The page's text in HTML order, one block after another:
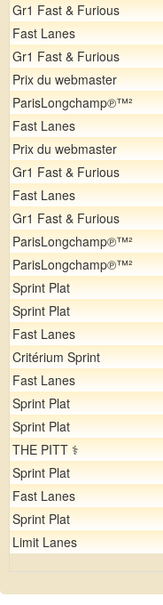
Gr1 Fast & Furious
Fast Lanes
Gr1 Fast & Furious
Prix du webmaster
ParisLongchamp℗™²
Fast Lanes
Prix du webmaster
Gr1 Fast & Furious
Fast Lanes
Gr1 Fast & Furious
ParisLongchamp℗™²
ParisLongchamp℗™²
Sprint Plat
Sprint Plat
Fast Lanes
Critérium Sprint
Fast Lanes
Sprint Plat
Sprint Plat
THE PITT ⚕️
Sprint Plat
Fast Lanes
Sprint Plat
Limit Lanes